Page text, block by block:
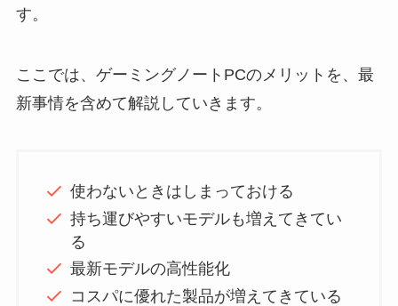
す。
ここでは、ゲーミングノートPCのメリットを、最
新事情を含めて解説していきます。
使わないときはしまっておける
持ち運びやすいモデルも増えてきてい
る
最新モデルの高性能化
コスパに優れた製品が増えてきている